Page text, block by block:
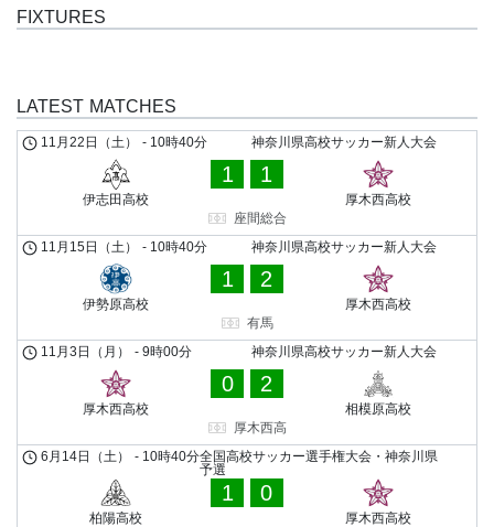
FIXTURES
LATEST MATCHES
神奈川県高校サッカー新人大会
11月22日（土） - 10時40分
伊志田高校
1 1
厚木西高校
座間総合
神奈川県高校サッカー新人大会
11月15日（土） - 10時40分
伊勢原高校
1 2
厚木西高校
有馬
神奈川県高校サッカー新人大会
11月3日（月） - 9時00分
厚木西高校
0 2
相模原高校
厚木西高
全国高校サッカー選手権大会・神奈川県
予選
6月14日（土） - 10時40分
柏陽高校
1 0
厚木西高校